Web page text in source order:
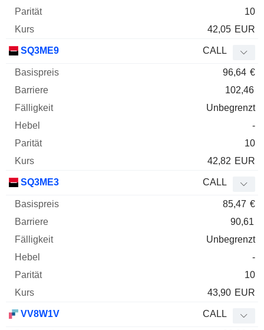
10
42,05 EUR
SQ3ME9 CALL
96,64 €
102,46
Unbegrenzt
-
10
42,82 EUR
SQ3ME3 CALL
85,47 €
90,61
Unbegrenzt
-
10
43,90 EUR
VV8W1V CALL